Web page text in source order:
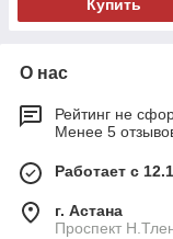
Купить
О нас
Рейтинг не
Менее 5
Работает с
г. Астана
Проспект